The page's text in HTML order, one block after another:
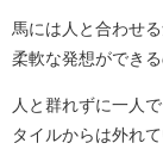
馬には人と合わせ
柔軟な発想ができる
人と群れずに一人
タイルからは外れて